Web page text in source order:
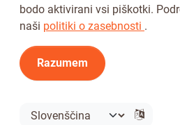
© 2026 Tickiwi - Vse
bodo aktivirani vsi piškotki.
naši politiki o zasebnosti .
Razumem